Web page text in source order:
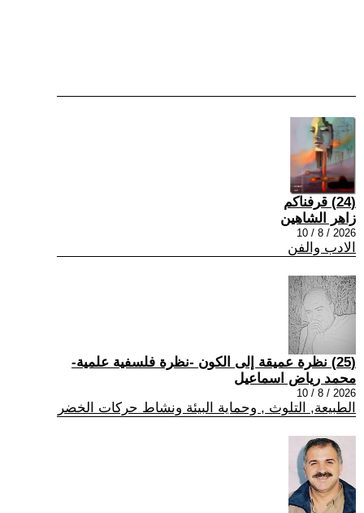
(24) قرفناكم
زاهر الشاهين
2026 / 8 / 10
الادب والفن
(25) نظرة عميقة إلى الكون -نظرة فلسفية علمية-
محمد رياض اسماعيل
2026 / 8 / 10
الطبيعة, التلوث , وحماية البيئة ونشاط حركات الخضر